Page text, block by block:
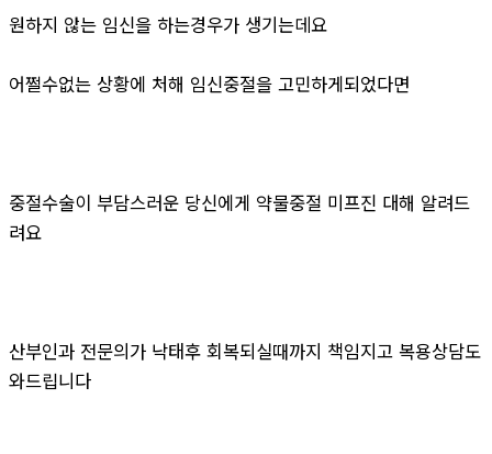
원하지 않는 임신을 하는경우가 생기는데요
어쩔수없는 상황에 처해 임신중절을 고민하게되었다면
중절수술이 부담스러운 당신에게 약물중절 미프진 대해 알려드
려요
산부인과 전문의가 낙태후 회복되실때까지 책임지고 복용상담도
와드립니다